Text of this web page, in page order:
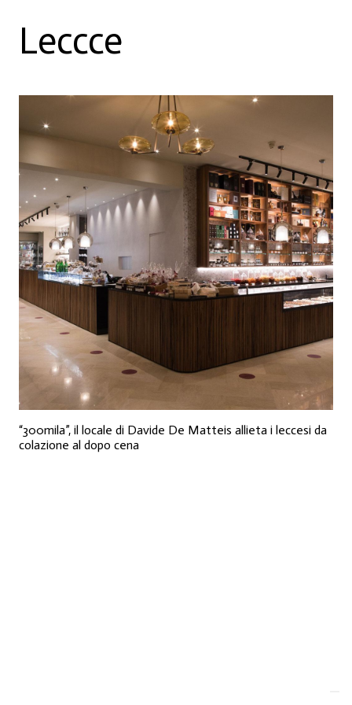
Leccce
“300mila”, il locale di Davide De Matteis allieta i leccesi da
colazione al dopo cena